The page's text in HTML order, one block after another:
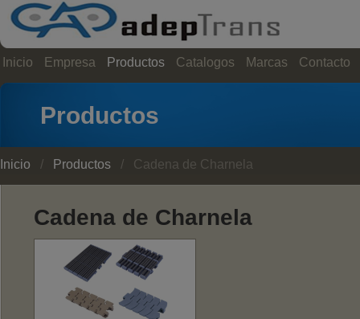
Inicio Empresa Productos Catalogos Marcas Contacto
Productos
Inicio / Productos / Cadena de Charnela
Cadena de Charnela